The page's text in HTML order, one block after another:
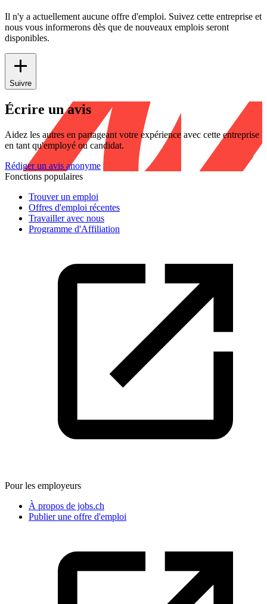
Il n'y a actuellement aucune offre d'emploi. Suivez cette entreprise et
nous vous informerons dès que de nouveaux emplois seront
disponibles.
Suivre
Écrire un avis
Aidez les autres en partageant votre expérience avec cette entreprise
en tant qu'employé ou candidat.
Rédiger un avis anonyme
Fonctions populaires
Trouver un emploi
Offres d'emploi récentes
Travailler avec nous
Programme d'Affiliation
Pour les employeurs
À propos de jobs.ch
Publier une offre d'emploi